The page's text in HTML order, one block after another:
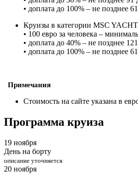
• доплата до 100% – не позднее
Круизы в категории MSC
• 100 евро за человека –
• доплата до 40% – не позднее
• доплата до 100% – не позднее
Примечания
Стоимость на сайте указана в
Программа круиза
19 ноября
День на борту
описание уточняется
20 ноября